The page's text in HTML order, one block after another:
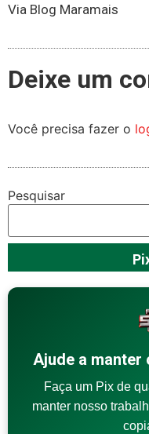
Via Blog Maramais
Deixe um
Você precisa fazer o
Pesquisar
Ajude a manter
Faça um Pix de
manter nosso